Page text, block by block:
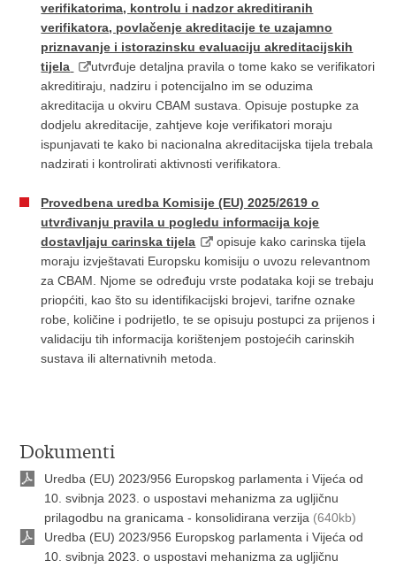
verifikatorima, kontrolu i nadzor akreditiranih
verifikatora, povlačenje akreditacije te uzajamno
priznavanje i istorazinsku evaluaciju akreditacijskih
tijela
utvrđuje detaljna pravila o tome kako se verifikatori
akreditiraju, nadziru i potencijalno im se oduzima
akreditacija u okviru CBAM sustava. Opisuje postupke za
dodjelu akreditacije, zahtjeve koje verifikatori moraju
ispunjavati te kako bi nacionalna akreditacijska tijela trebala
nadzirati i kontrolirati aktivnosti verifikatora.
Provedbena uredba Komisije (EU) 2025/2619 o
utvrđivanju pravila u pogledu informacija koje
dostavljaju carinska tijela
opisuje kako carinska tijela
moraju izvještavati Europsku komisiju o uvozu relevantnom
za CBAM. Njome se određuju vrste podataka koji se trebaju
priopćiti, kao što su identifikacijski brojevi, tarifne oznake
robe, količine i podrijetlo, te se opisuju postupci za prijenos i
validaciju tih informacija korištenjem postojećih carinskih
sustava ili alternativnih metoda.
Dokumenti
Uredba (EU) 2023/956 Europskog parlamenta i Vijeća od
10. svibnja 2023. o uspostavi mehanizma za ugljičnu
prilagodbu na granicama - konsolidirana verzija (640kb)
Uredba (EU) 2023/956 Europskog parlamenta i Vijeća od
10. svibnja 2023. o uspostavi mehanizma za ugljičnu